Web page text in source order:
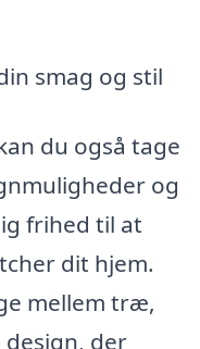
smag og stil
du også tage
og
frihed til at
dit hjem.
mellem træ,
der